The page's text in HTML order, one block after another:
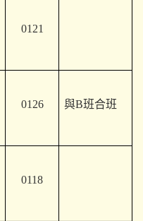
0121
0126 與B班合班
0118